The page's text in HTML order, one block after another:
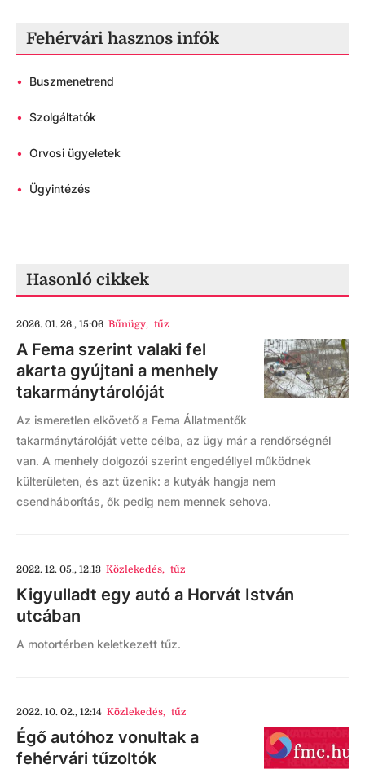
Fehérvári hasznos infók
• Buszmenetrend
• Szolgáltatók
• Orvosi ügyeletek
• Ügyintézés
Hasonló cikkek
2026. 01. 26., 15:06 Bűnügy, tűz
A Fema szerint valaki fel
akarta gyújtani a menhely
takarmánytárolóját
Az ismeretlen elkövető a Fema Állatmentők
takarmánytárolóját vette célba, az ügy már a rendőrségnél
van. A menhely dolgozói szerint engedéllyel működnek
külterületen, és azt üzenik: a kutyák hangja nem
csendháborítás, ők pedig nem mennek sehova.
2022. 12. 05., 12:13 Közlekedés, tűz
Kigyulladt egy autó a Horvát István
utcában
A motortérben keletkezett tűz.
2022. 10. 02., 12:14 Közlekedés, tűz
Égő autóhoz vonultak a
fehérvári tűzoltók